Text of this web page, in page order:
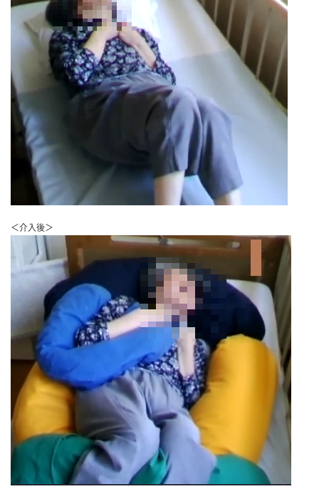
＜介入後＞